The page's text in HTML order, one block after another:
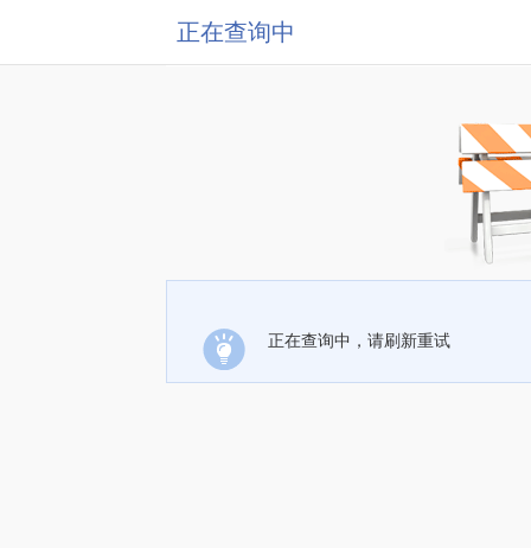
正在查询中
正在查询中，请刷新重试